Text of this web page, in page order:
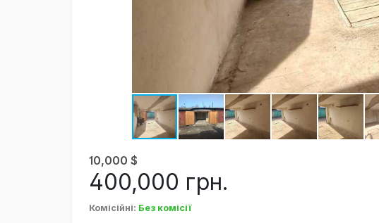
10,000 $
400,000 грн.
Комісійні: Без комісії